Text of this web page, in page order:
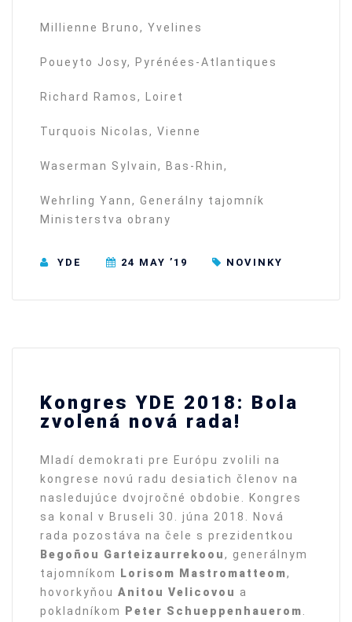
Millienne Bruno, Yvelines
Poueyto Josy, Pyrénées-Atlantiques
Richard Ramos, Loiret
Turquois Nicolas, Vienne
Waserman Sylvain, Bas-Rhin,
Wehrling Yann, Generálny tajomník
Ministerstva obrany
YDE 24 MAY ’19 NOVINKY
Kongres YDE 2018: Bola
zvolená nová rada!
Mladí demokrati pre Európu zvolili na
kongrese novú radu desiatich členov na
nasledujúce dvojročné obdobie. Kongres
sa konal v Bruseli 30. júna 2018. Nová
rada pozostáva na čele s prezidentkou
Bego ñ ou Garteizaurrekoou, generálnym
tajomníkom Lorisom Mastromatteom,
hovorkyňou Anitou Velicovou a
pokladníkom Peter Schueppenhauerom